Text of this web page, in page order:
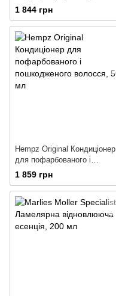
об'єму волоссю
1 844 грн
Hempz Original Кондиціонер
для пофарбованого і
пошкодженого волосся
1 859 грн